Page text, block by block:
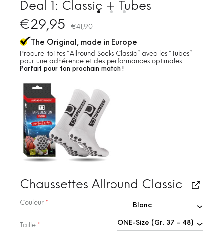
Deal 1: Classic + Tubes
€29,95 €41,90
The Original, made in Europe
Procure-toi tes “Allround Socks Classic” avec les “Tubes”
pour une adhérence et des performances optimales.
Parfait pour ton prochain match !
Chaussettes Allround Classic
Couleur *
Taille *